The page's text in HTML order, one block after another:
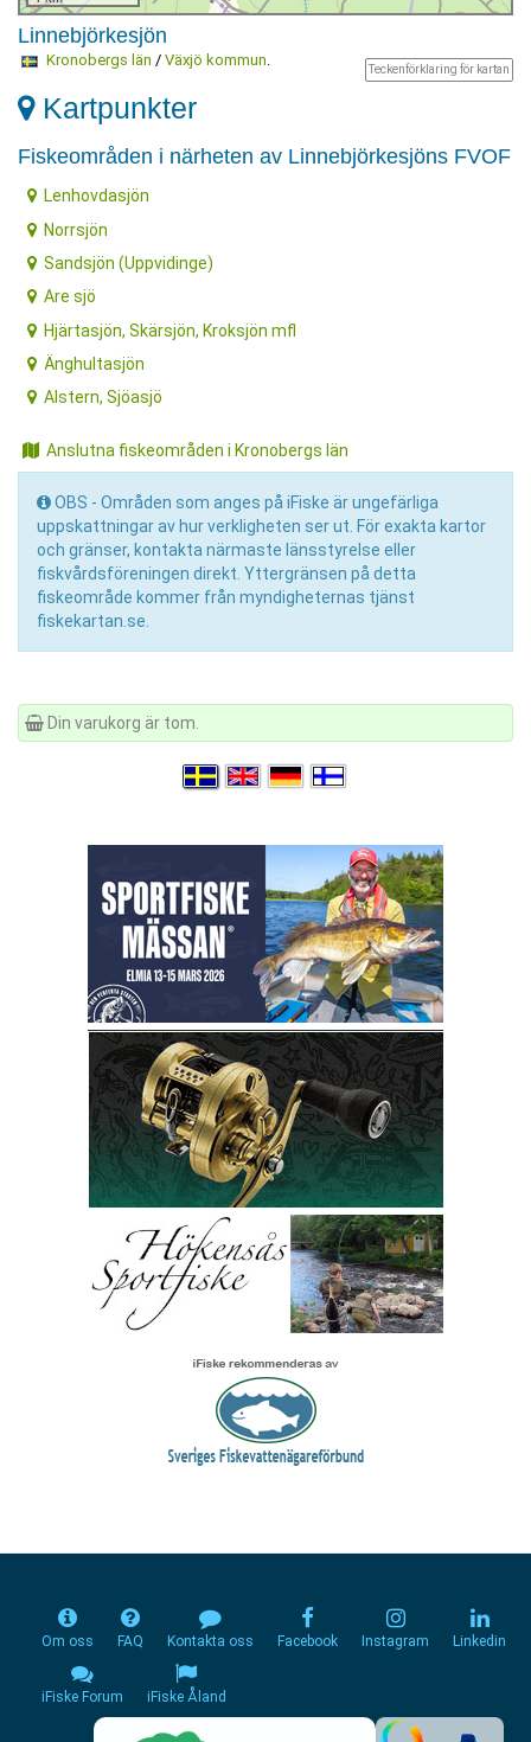
Linnebjörkesjön
Teckenförklaring för kartan
Kronobergs län / Växjö kommun.
Kartpunkter
Fiskeområden i närheten av Linnebjörkesjöns FVOF
Lenhovdasjön
Norrsjön
Sandsjön (Uppvidinge)
Are sjö
Hjärtasjön, Skärsjön, Kroksjön mfl
Änghultasjön
Alstern, Sjöasjö
Anslutna fiskeområden i Kronobergs län
OBS - Områden som anges på iFiske är ungefärliga
uppskattningar av hur verkligheten ser ut. För exakta kartor
och gränser, kontakta närmaste länsstyrelse eller
fiskvårdsföreningen direkt. Yttergränsen på detta
fiskeområde kommer från myndigheternas tjänst
fiskekartan.se.
Din varukorg är tom.
Om oss FAQ Kontakta oss Facebook Instagram Linkedin
iFiske Forum iFiske Åland